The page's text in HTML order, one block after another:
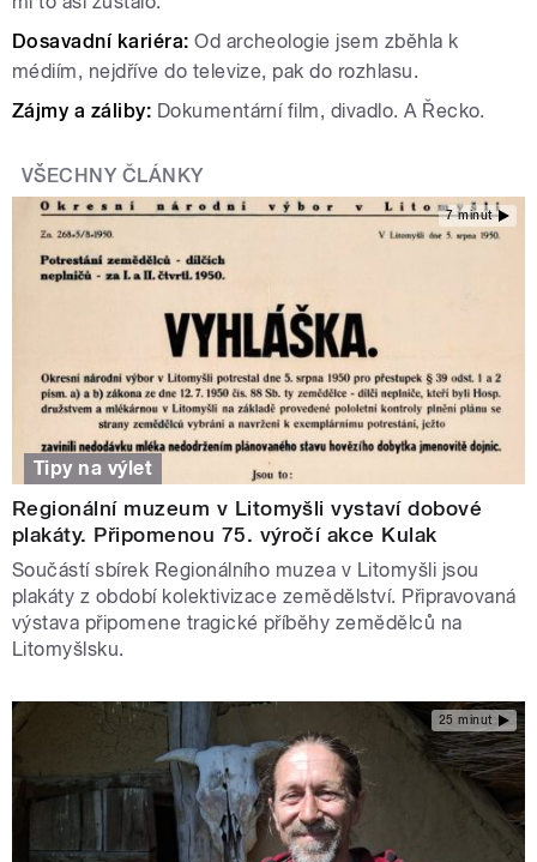
Dosavadní kariéra: Od archeologie jsem zběhla k
médiím, nejdříve do televize, pak do rozhlasu.
Zájmy a záliby: Dokumentární film, divadlo. A Řecko.
VŠECHNY ČLÁNKY
7 minut
Tipy na výlet
Regionální muzeum v Litomyšli vystaví dobové
plakáty. Připomenou 75. výročí akce Kulak
Součástí sbírek Regionálního muzea v Litomyšli jsou
plakáty z období kolektivizace zemědělství. Připravovaná
výstava připomene tragické příběhy zemědělců na
Litomyšlsku.
25 minut